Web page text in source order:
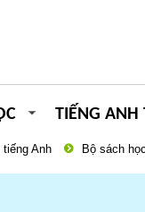
TIẾNG ANH
Anh Bộ sách